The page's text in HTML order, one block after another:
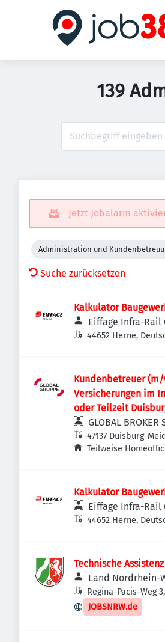
139
Jetzt Jobalarm
Administration und
Suche zurücksetzen
Kalkulator
Eiffage Infra-Rail
44652 Herne,
Kundenbetreuer
Versicherungen im
oder Teilzeit
GLOBAL BROKER
47137 Duisburg-
Deutschland
Teilweise
Kalkulator
Eiffage Infra-Rail
44652 Herne,
Technische Assistenz
Land Nordrhein-
Regina-Pacis-Weg
Deutschland
JOBSNRW.de